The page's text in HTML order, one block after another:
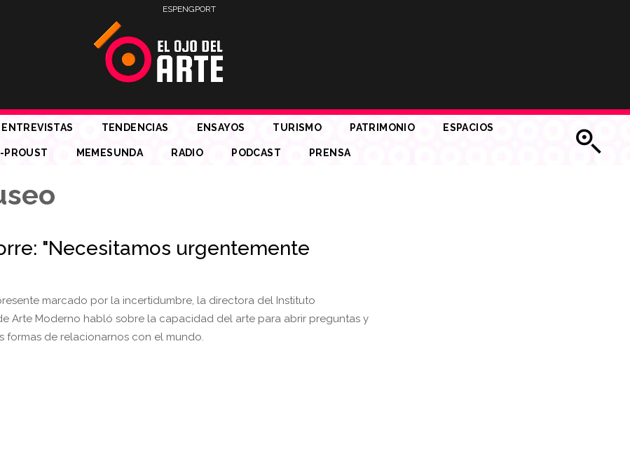
ESPENGPORT
ENTREVISTAS TENDENCIAS ENSAYOS TURISMO PATRIMONIO ESPACIOS
PROUST MEMESUNDA RADIO PODCAST PRENSA
"Necesitamos urgentemente
marcado por la incertidumbre, la directora del Instituto
Arte Moderno habló sobre la capacidad del arte para abrir preguntas y
formas de relacionarnos con el mundo.